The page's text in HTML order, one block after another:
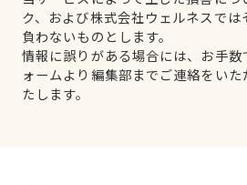
ク、および株式会社ウェルネスで
負わないものとします。
情報に誤りがある場合には、お手
ォームより編集部までご連絡をい
たします。